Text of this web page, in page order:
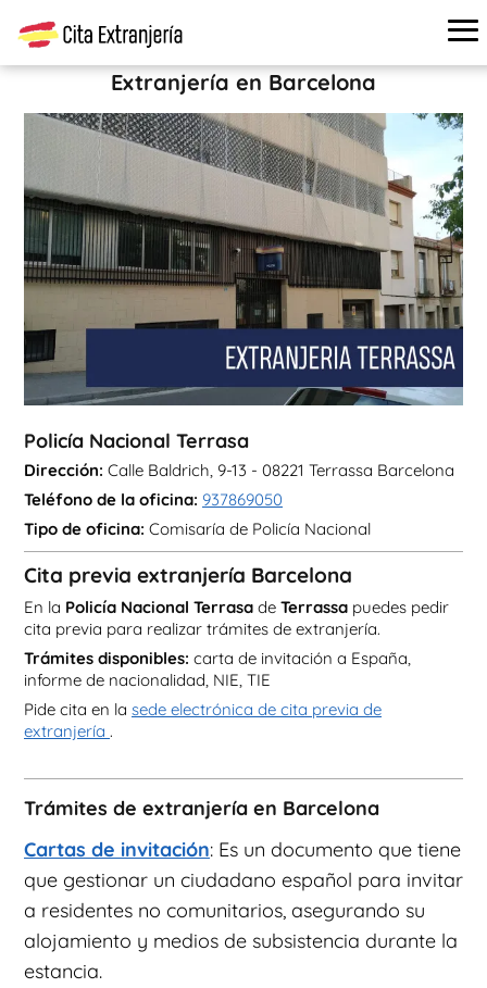
Cita extranjería › Oficinas de extranjería
Policía Nacional Terrasa
Extranjería en Barcelona
Policía Nacional Terrasa
Dirección: Calle Baldrich, 9-13 - 08221 Terrassa Barcelona
Teléfono de la oficina: 937869050
Tipo de oficina: Comisaría de Policía Nacional
Cita previa extranjería Barcelona
En la Policía Nacional Terrasa de Terrassa puedes pedir
cita previa para realizar trámites de extranjería.
Trámites disponibles: carta de invitación a España,
informe de nacionalidad, NIE, TIE
Pide cita en la sede electrónica de cita previa de
extranjería .
Trámites de extranjería en Barcelona
Cartas de invitación: Es un documento que tiene
que gestionar un ciudadano español para invitar
a residentes no comunitarios, asegurando su
alojamiento y medios de subsistencia durante la
estancia.